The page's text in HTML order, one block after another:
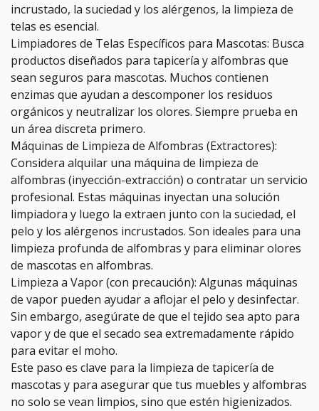
incrustado, la suciedad y los alérgenos, la limpieza de
telas es esencial.
Limpiadores de Telas Específicos para Mascotas: Busca
productos diseñados para tapicería y alfombras que
sean seguros para mascotas. Muchos contienen
enzimas que ayudan a descomponer los residuos
orgánicos y neutralizar los olores. Siempre prueba en
un área discreta primero.
Máquinas de Limpieza de Alfombras (Extractores):
Considera alquilar una máquina de limpieza de
alfombras (inyección-extracción) o contratar un servicio
profesional. Estas máquinas inyectan una solución
limpiadora y luego la extraen junto con la suciedad, el
pelo y los alérgenos incrustados. Son ideales para una
limpieza profunda de alfombras y para eliminar olores
de mascotas en alfombras.
Limpieza a Vapor (con precaución): Algunas máquinas
de vapor pueden ayudar a aflojar el pelo y desinfectar.
Sin embargo, asegúrate de que el tejido sea apto para
vapor y de que el secado sea extremadamente rápido
para evitar el moho.
Este paso es clave para la limpieza de tapicería de
mascotas y para asegurar que tus muebles y alfombras
no solo se vean limpios, sino que estén higienizados.